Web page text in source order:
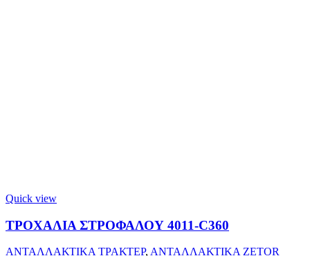
Quick view
ΤΡΟΧΑΛΙΑ ΣΤΡΟΦΑΛΟΥ 4011-C360
ΑΝΤΑΛΛΑΚΤΙΚΑ ΤΡΑΚΤΕΡ, ΑΝΤΑΛΛΑΚΤΙΚΑ ZETOR